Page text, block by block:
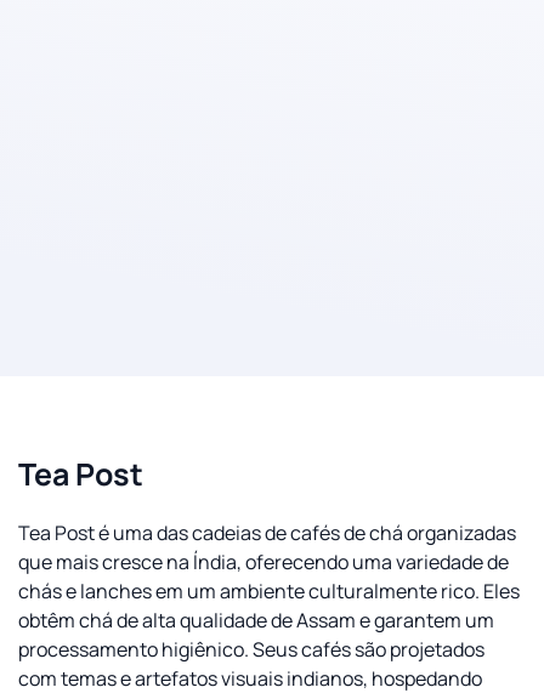
Tea Post
Tea Post é uma das cadeias de cafés de chá organizadas
que mais cresce na Índia, oferecendo uma variedade de
chás e lanches em um ambiente culturalmente rico. Eles
obtêm chá de alta qualidade de Assam e garantem um
processamento higiênico. Seus cafés são projetados
com temas e artefatos visuais indianos, hospedando